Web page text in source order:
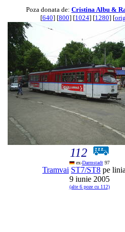
Poza donata de: Cristina Albu &
[640] [800] [1024] [1280] [
112
ex-Darmstadt97
Tramvai ST7/ST8 pe linia
9 iunie 2005
(alte 6 poze cu 112)